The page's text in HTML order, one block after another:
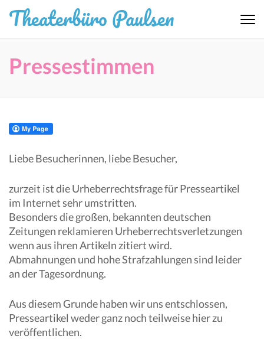
Inhalt
drücken)
Theaterbüro Paulsen
Pressestimmen
Liebe Besucherinnen, liebe Besucher,
zurzeit ist die Urheberrechtsfrage für Presseartikel
im Internet sehr umstritten.
Besonders die großen, bekannten deutschen
Zeitungen reklamieren Urheberrechtsverletzungen
wenn aus ihren Artikeln zitiert wird.
Abmahnungen und hohe Strafzahlungen sind leider
an der Tagesordnung.
Aus diesem Grunde haben wir uns entschlossen,
Presseartikel weder ganz noch teilweise hier zu
veröffentlichen.